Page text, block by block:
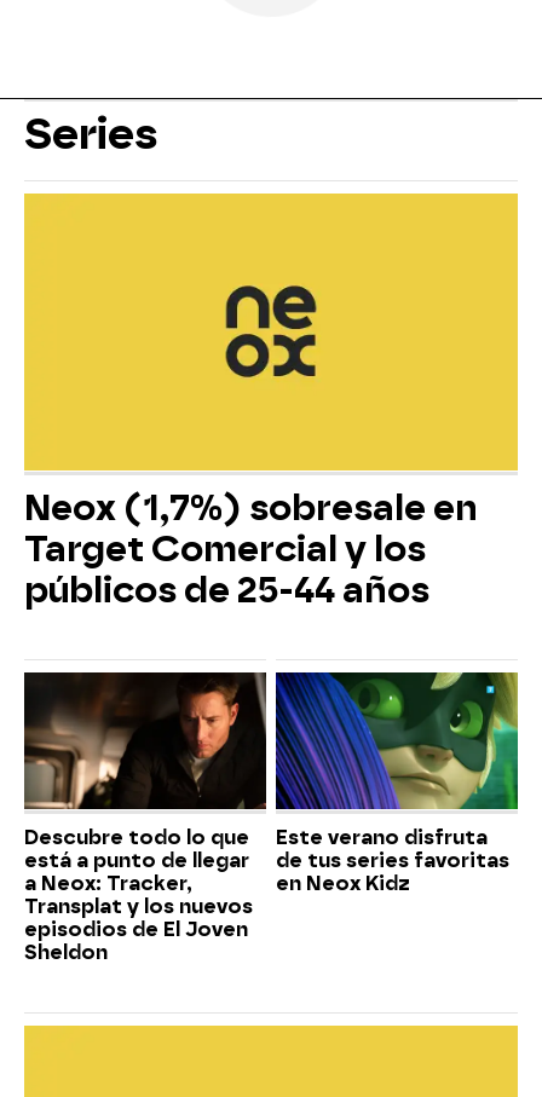
Series
Neox (1,7%) sobresale en
Target Comercial y los
públicos de 25-44 años
Descubre todo lo que
está a punto de llegar
a Neox: Tracker,
Transplat y los nuevos
episodios de El Joven
Sheldon
Este verano disfruta
de tus series favoritas
en Neox Kidz